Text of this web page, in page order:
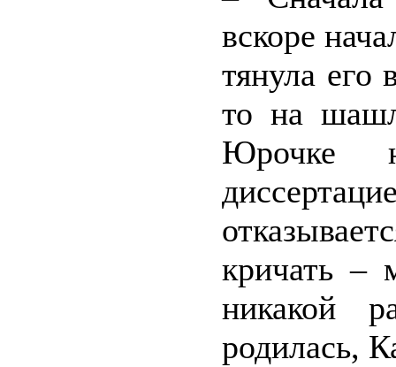
вскоре
тянула его
то на
Юрочке
кричать –
никакой
родилась,